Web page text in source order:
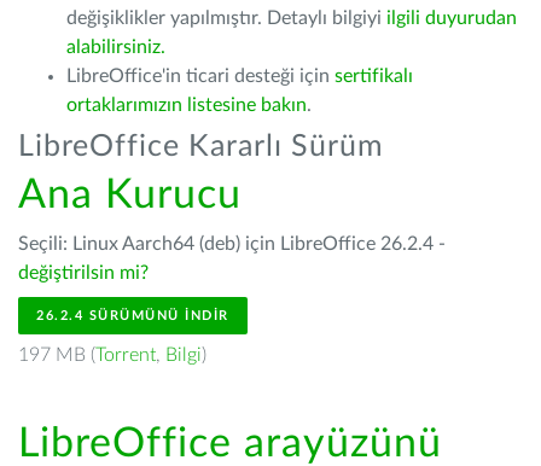
değişiklikler yapılmıştır. Detaylı bilgiyi ilgili duyurudan
alabilirsiniz.
LibreOffice'in ticari desteği için sertifikalı
ortaklarımızın listesine bakın.
LibreOffice Kararlı Sürüm
Ana Kurucu
Seçili: Linux Aarch64 (deb) için LibreOffice 26.2.4 -
değiştirilsin mi?
26.2.4 SÜRÜMÜNÜ İNDIR
197 MB (Torrent, Bilgi)
LibreOffice arayüzünü